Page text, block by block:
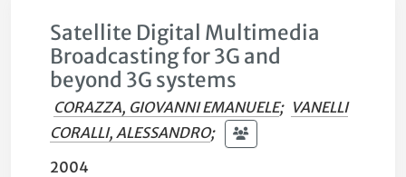
Satellite Digital Multimedia
Broadcasting for 3G and
beyond 3G systems
CORAZZA, GIOVANNI EMANUELE; VANELLI
CORALLI, ALESSANDRO;
2004